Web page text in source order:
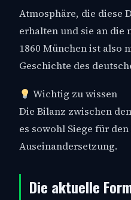
Atmosphäre, die diese
erhalten und sie an die
1860 München ist also
Geschichte des
Wichtig zu wissen
Die Bilanz zwischen
es sowohl Siege für
Auseinandersetzung.
Die aktuelle